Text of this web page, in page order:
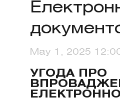
May 1, 2025
УГОДА ПРО